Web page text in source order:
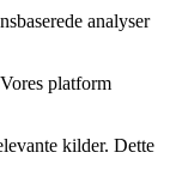
analyser
platform
kilder. Dette